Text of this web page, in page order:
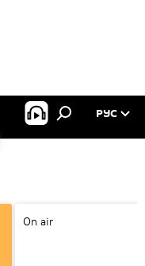
РУС
On air